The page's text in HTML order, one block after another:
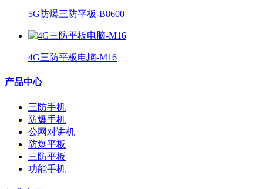
5G防爆三防平板-B8600
4G三防平板电脑-M16
产品中心
三防手机
防爆手机
公网对讲机
防爆平板
三防平板
功能手机